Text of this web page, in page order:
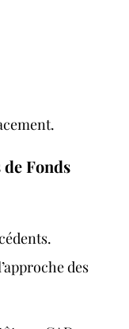
Fonds
des